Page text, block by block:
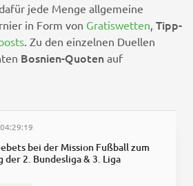
jede Menge allgemeine
in Form von Gratiswetten Tipp-
. Zu den einzelnen Duellen
Bosnien-Quoten auf
04:29:19
bei der Mission Fußball zum
der 2. Bundesliga & 3. Liga